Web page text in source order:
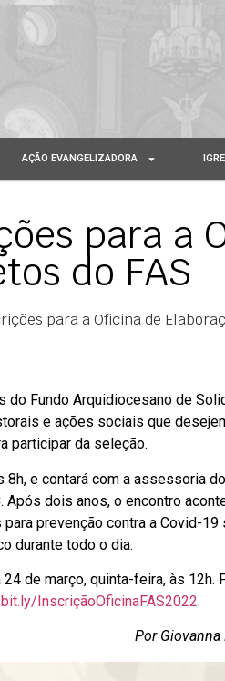
AÇÃO EVANGELIZADORA
para a
do FAS
para a Oficina de
Fundo Arquidiocesano de
e ações sociais que
participar da seleção.
8h, e contará com a assessoria
dois anos, o encontro
prevenção contra a Covid-
durante todo o dia.
de março, quinta-feira, às
InscriçãoOficinaFAS2022.
Por